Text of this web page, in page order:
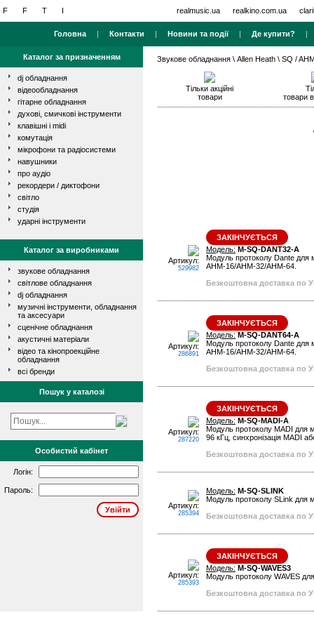
realmusic.ua realkino.com.ua
Головна | Контакти | Новини та події| Де купити?
Каталог за призначенням
dj обладнання
відеообладнання
гітарне обладнання
духові, смичкові інструменти
клавішні і midi
комутація
мікрофони та радіосистеми
навушники
про аудіо
рекордери / диктофони
світло
студія
ударні інструменти
Каталог за виробниками
звукове обладнання
світлове обладнання
dj обладнання
музичні інструменти, обладнання
та аксесуари
сценічне обладнання
акустичні матеріали
відео та кінопроекційне
обладнання
всі бренди
Пошук у каталозі
Особистий кабінет
Логін:
Пароль:
Звукове обладнання \ Allen Heath \ SQ /
Тільки акційні
товари
товари
Артикул:
529982
ЗАКІНЧУЄТЬСЯ
Модель: M-SQ-DANT32-A
Модуль протоколу Dante для
AHM-16/AHM-32/AHM-64.
Безкоштовна доставка по
Артикул:
286891
ЗАКІНЧУЄТЬСЯ
Модель: M-SQ-DANT64-A
Модуль протоколу Dante для
AHM-16/AHM-32/AHM-64.
Безкоштовна доставка по
Артикул:
287220
ЗАКІНЧУЄТЬСЯ
Модель: M-SQ-MADI-A
Модуль протоколу MADI для
96 кГц, синхронізація MADI
Безкоштовна доставка по
Артикул:
285394
Модель: M-SQ-SLINK
Модуль протоколу SLink для
Безкоштовна доставка по
Артикул:
285393
ЗАКІНЧУЄТЬСЯ
Модель: M-SQ-WAVES3
Модуль протоколу WAVES
Безкоштовна доставка по